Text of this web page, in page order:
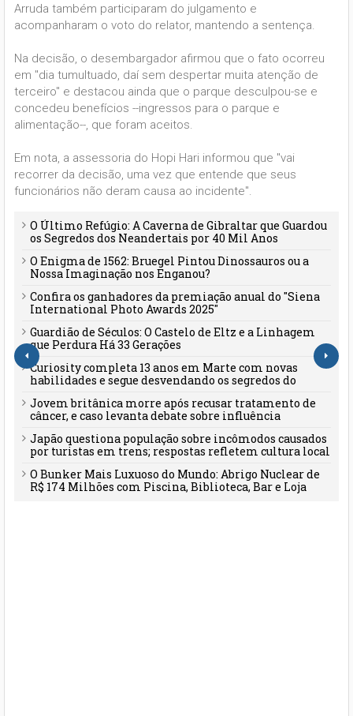
Arruda também participaram do julgamento e
acompanharam o voto do relator, mantendo a sentença.
Na decisão, o desembargador afirmou que o fato ocorreu
em "dia tumultuado, daí sem despertar muita atenção de
terceiro" e destacou ainda que o parque desculpou-se e
concedeu benefícios --ingressos para o parque e
alimentação--, que foram aceitos.
Em nota, a assessoria do Hopi Hari informou que "vai
recorrer da decisão, uma vez que entende que seus
funcionários não deram causa ao incidente".
O Último Refúgio: A Caverna de Gibraltar que Guardou
os Segredos dos Neandertais por 40 Mil Anos
O Enigma de 1562: Bruegel Pintou Dinossauros ou a
Nossa Imaginação nos Enganou?
Confira os ganhadores da premiação anual do "Siena
International Photo Awards 2025"
Guardião de Séculos: O Castelo de Eltz e a Linhagem
que Perdura Há 33 Gerações
Curiosity completa 13 anos em Marte com novas
habilidades e segue desvendando os segredos do
Jovem britânica morre após recusar tratamento de
câncer, e caso levanta debate sobre influência
Japão questiona população sobre incômodos causados
por turistas em trens; respostas refletem cultura local
O Bunker Mais Luxuoso do Mundo: Abrigo Nuclear de
R$ 174 Milhões com Piscina, Biblioteca, Bar e Loja